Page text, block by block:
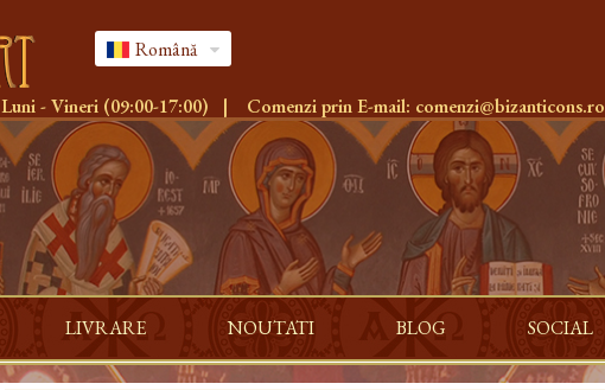
Română
Luni - Vineri (09:00-17:00) | Comenzi prin E-mail: comenzi@bizanticons.ro
LIVRARE NOUTATI BLOG SOCIAL